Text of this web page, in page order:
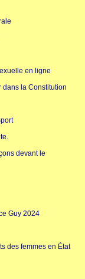
en ligne
dans la Constitution
devant le
Guy 2024
des femmes en État